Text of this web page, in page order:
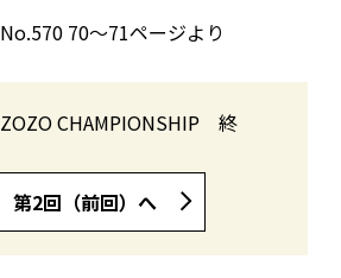
70〜71ページより
CHAMPIONSHIP 終
第2回（前回）へ